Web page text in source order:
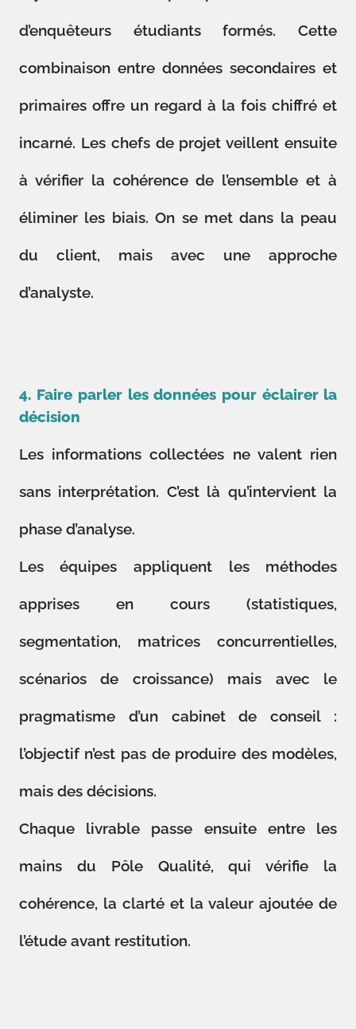
d’enquêteurs étudiants formés. Cette
combinaison entre données secondaires et
primaires offre un regard à la fois chiffré et
incarné. Les chefs de projet veillent ensuite
à vérifier la cohérence de l’ensemble et à
éliminer les biais. On se met dans la peau
du client, mais avec une approche
d’analyste.
4. Faire parler les données pour éclairer la
décision
Les informations collectées ne valent rien
sans interprétation. C’est là qu’intervient la
phase d’analyse.
Les équipes appliquent les méthodes
apprises en cours (statistiques,
segmentation, matrices concurrentielles,
scénarios de croissance) mais avec le
pragmatisme d’un cabinet de conseil :
l’objectif n’est pas de produire des modèles,
mais des décisions.
Chaque livrable passe ensuite entre les
mains du Pôle Qualité, qui vérifie la
cohérence, la clarté et la valeur ajoutée de
l’étude avant restitution.